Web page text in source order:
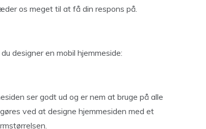
os meget til at få din respons på.
designer en mobil hjemmeside:
ser godt ud og er nem at bruge på alle
ved at designe hjemmesiden med et